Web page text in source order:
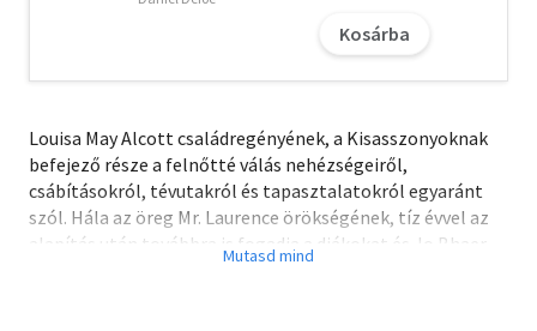
Kosárba
Louisa May Alcott családregényének, a Kisasszonyoknak
befejező része a felnőtté válás nehézségeiről,
csábításokról, tévutakról és tapasztalatokról egyaránt
szól. Hála az öreg Mr. Laurence örökségének, tíz évvel az
alapítás után továbbra is fogadja a diákokat és Jo Bhaer